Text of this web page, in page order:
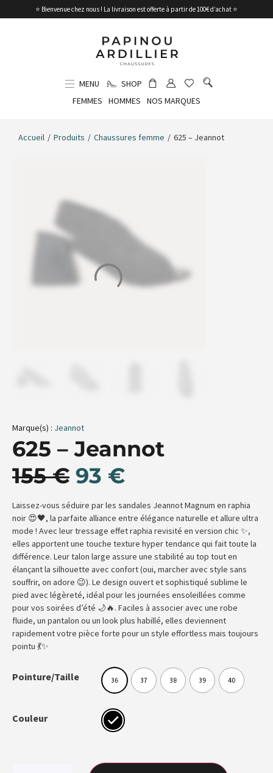
⭐ Bienvenue chez nous ! La livraison est offerte à partir de 100€ d’achat ⭐
MENU
SHOP
FEMMES
HOMMES NOS MARQUES
Accueil / Produits / Chaussures femme / 625 – Jeannot
Marque(s) : Jeannot
625 – Jeannot
155€ 93 €
Laissez-vous séduire par les sandales Jeannot Magnum en raphia
noir 😍🖤, la parfaite alliance entre élégance naturelle et allure ultra
mode ! Avec leur tressage effet raphia revisité en version chic ✨,
elles apportent une touche texture hyper tendance qui fait toute la
différence. Leur talon large assure une stabilité au top tout en
élançant la silhouette avec confort (oui, marcher avec style sans
souffrir, on adore 😉). Le design ouvert et sophistiqué sublime le
pied avec légèreté, idéal pour les journées ensoleillées comme
pour vos soirées d’été 🌙🔥. Faciles à associer avec une robe
fluide, un pantalon ou un look plus habillé, elles deviennent
rapidement votre pièce forte pour un style effortless mais toujours
pointu 💃✨
Pointure/Taille 36 37 38 39 40
Couleur